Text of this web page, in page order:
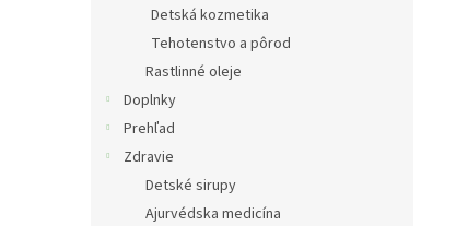
Detská kozmetika
Tehotenstvo a pôrod
Rastlinné oleje
Doplnky
Prehľad
Zdravie
Detské sirupy
Ajurvédska medicína